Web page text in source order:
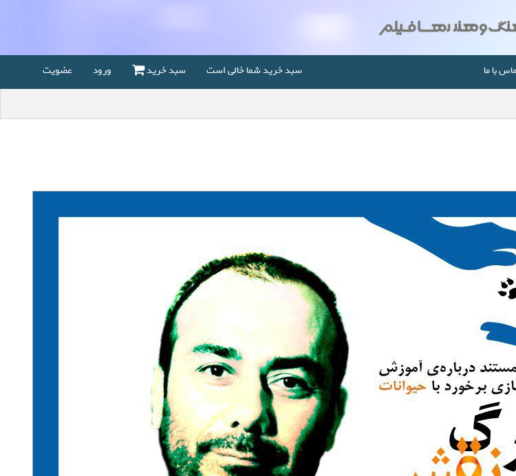
با ما سبد خرید شما خالی است سبد خرید ورود عضویت